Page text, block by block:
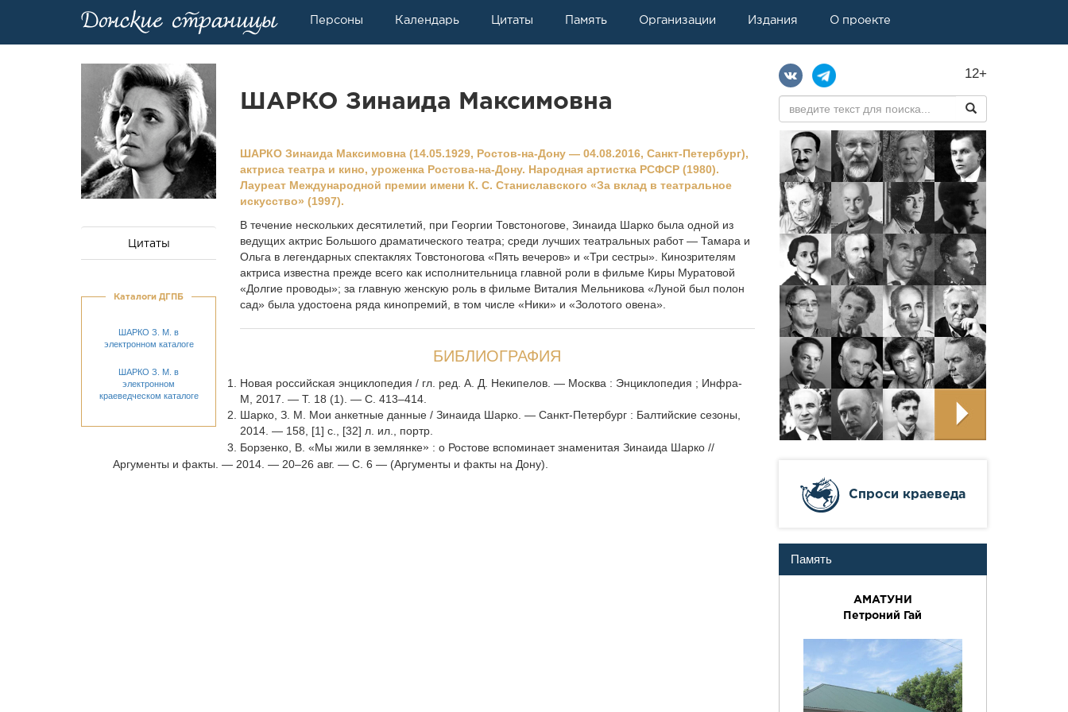
Персоны Календарь Цитаты Память Организации Издания О проекте
Цитаты
Каталоги ДГПБ
ШАРКО З. М. в
электронном каталоге
ШАРКО З. М. в
электронном
краеведческом каталоге
ШАРКО Зинаида Максимовна
ШАРКО Зинаида Максимовна (14.05.1929, Ростов-на-Дону — 04.08.2016, Санкт-Петербург),
актриса театра и кино, уроженка Ростова-на-Дону. Народная артистка РСФСР (1980).
Лауреат Международной премии имени К. С. Станиславского «За вклад в театральное
искусство» (1997).
В течение нескольких десятилетий, при Георгии Товстоногове, Зинаида Шарко была одной из
ведущих актрис Большого драматического театра; среди лучших театральных работ — Тамара и
Ольга в легендарных спектаклях Товстоногова «Пять вечеров» и «Три сестры». Кинозрителям
актриса известна прежде всего как исполнительница главной роли в фильме Киры Муратовой
«Долгие проводы»; за главную женскую роль в фильме Виталия Мельникова «Луной был полон
сад» была удостоена ряда кинопремий, в том числе «Ники» и «Золотого овена».
БИБЛИОГРАФИЯ
Новая российская энциклопедия / гл. ред. А. Д. Некипелов. — Москва : Энциклопедия ; Инфра-
М, 2017. — Т. 18 (1). — С. 413–414.
Шарко, З. М. Мои анкетные данные / Зинаида Шарко. — Санкт-Петербург : Балтийские сезоны,
2014. — 158, [1] с., [32] л. ил., портр.
Борзенко, В. «Мы жили в землянке» : о Ростове вспоминает знаменитая Зинаида Шарко //
Аргументы и факты. — 2014. — 20–26 авг. — С. 6 — (Аргументы и факты на Дону).
12+
Cпроси краеведа
Память
АМАТУНИ
Петроний Гай